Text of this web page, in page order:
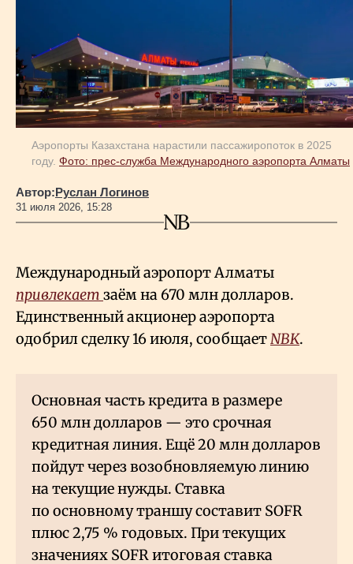
Аэропорты Казахстана нарастили пассажиропоток в 2025
году. Фото: прес-служба Международного аэропорта Алматы
Автор:Руслан Логинов
31 июля 2026, 15:28
Международный аэропорт Алматы
привлекает заём на 670 млн долларов.
Единственный акционер аэропорта
одобрил сделку 16 июля, сообщаетNBK.
Основная часть кредита в размере
650 млн долларов — это срочная
кредитная линия. Ещё 20 млн долларов
пойдут через возобновляемую линию
на текущие нужды. Ставка
по основному траншу составит SOFR
плюс 2,75 % годовых. При текущих
значениях SOFR итоговая ставка